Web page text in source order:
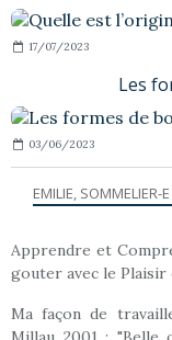
17/07/2023
Les
03/06/2023
EMILIE, SOMMELIER-
Apprendre et
gouter avec le Plaisir
Ma façon de